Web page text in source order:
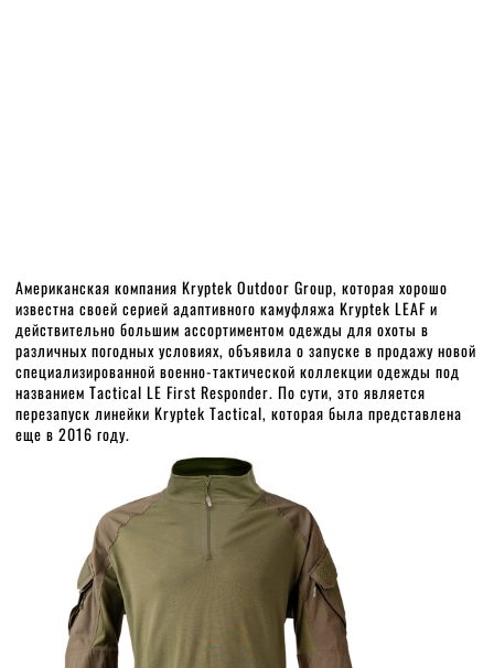
Американская компания Kryptek Outdoor Group, которая хорошо
известна своей серией адаптивного камуфляжа Kryptek LEAF и
действительно большим ассортиментом одежды для охоты в
различных погодных условиях, объявила о запуске в продажу новой
специализированной военно-тактической коллекции одежды под
названием Tactical LE First Responder. По сути, это является
перезапуск линейки Kryptek Tactical, которая была представлена
еще в 2016 году.